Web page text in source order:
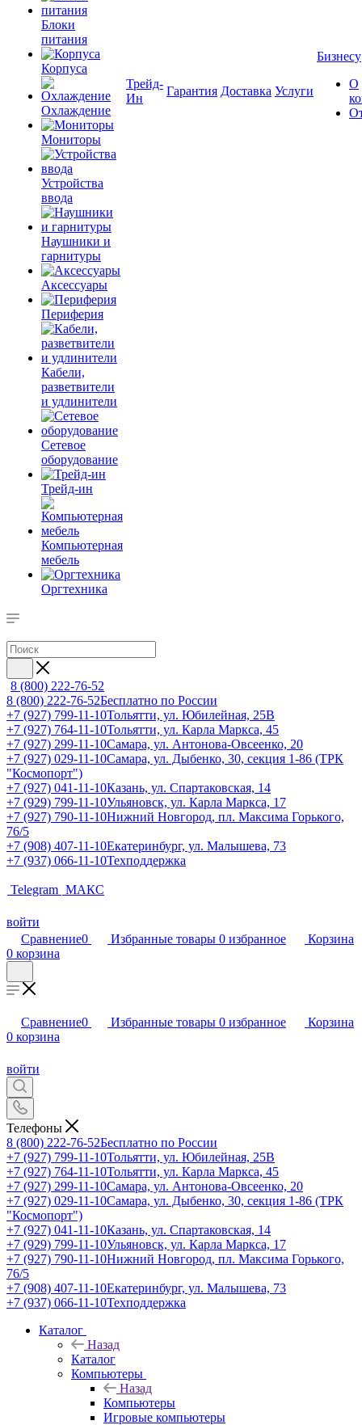
Блоки
питания
Корпуса
Охлаждение
Мониторы
Устройства
ввода
Наушники и
гарнитуры
Аксессуары
Периферия
Кабели,
разветвители
и удлинители
Сетевое
оборудование
Трейд-ин
Компьютерная
мебель
Оргтехника
Трейд-
Ин
Гарантия Доставка Услуги
Бизнесу
О
8 (800) 222-76-52
8 (800) 222-76-52Бесплатно по России
+7 (927) 799-11-10Тольятти, ул. Юбилейная, 25В
+7 (927) 764-11-10Тольятти, ул. Карла Маркса, 45
+7 (927) 299-11-10Самара, ул. Антонова-Овсеенко, 20
+7 (927) 029-11-10Самара, ул. Дыбенко, 30, секция 1-86 (ТРК
"Космопорт")
+7 (927) 041-11-10Казань, ул. Спартаковская, 14
+7 (929) 799-11-10Ульяновск, ул. Карла Маркса, 17
+7 (927) 790-11-10Нижний Новгород, пл. Максима Горького,
76/5
+7 (908) 407-11-10Екатеринбург, ул. Малышева, 73
+7 (937) 066-11-10Техподдержка
Telegram МАКС
войти
Сравнение0 Избранные товары 0 избранное
Корзина
0 корзина
Сравнение0 Избранные товары 0 избранное
Корзина
0 корзина
войти
Телефоны
8 (800) 222-76-52Бесплатно по России
+7 (927) 799-11-10Тольятти, ул. Юбилейная, 25В
+7 (927) 764-11-10Тольятти, ул. Карла Маркса, 45
+7 (927) 299-11-10Самара, ул. Антонова-Овсеенко, 20
+7 (927) 029-11-10Самара, ул. Дыбенко, 30, секция 1-86 (ТРК
"Космопорт")
+7 (927) 041-11-10Казань, ул. Спартаковская, 14
+7 (929) 799-11-10Ульяновск, ул. Карла Маркса, 17
+7 (927) 790-11-10Нижний Новгород, пл. Максима Горького,
76/5
+7 (908) 407-11-10Екатеринбург, ул. Малышева, 73
+7 (937) 066-11-10Техподдержка
Каталог
Назад
Каталог
Компьютеры
Назад
Компьютеры
Игровые компьютеры